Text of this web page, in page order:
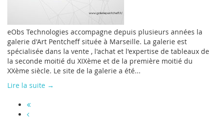
eObs Technologies accompagne depuis plusieurs années la
galerie d'Art Pentcheff située à Marseille. La galerie est
spécialisée dans la vente , l'achat et l'expertise de tableaux de
la seconde moitié du XIXème et de la première moitié du
XXème siècle. Le site de la galerie a été...
Lire la suite →